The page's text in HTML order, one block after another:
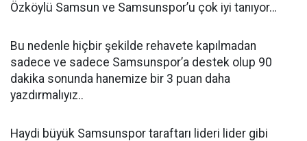
Özköylü Samsun ve Samsunspor’u çok iyi tanıyor…
Bu nedenle hiçbir şekilde rehavete kapılmadan
sadece ve sadece Samsunspor’a destek olup 90
dakika sonunda hanemize bir 3 puan daha
yazdırmalıyız..
Haydi büyük Samsunspor taraftarı lideri lider gibi